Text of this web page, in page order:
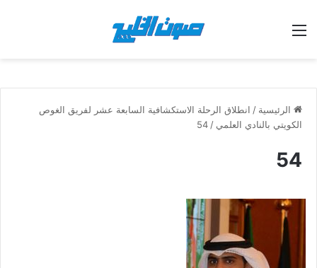
القائمة
الرئيسية / انطلاق الرحلة الاستكشافية السابعة عشر لفريق الغوص
الكويتي بالنادي العلمي /
54
54